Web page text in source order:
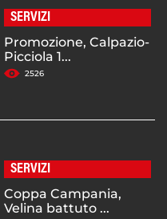
SERVIZI
Promozione, Calpazio-
Picciola 1...
2526
SERVIZI
Coppa Campania,
Velina battuto ...